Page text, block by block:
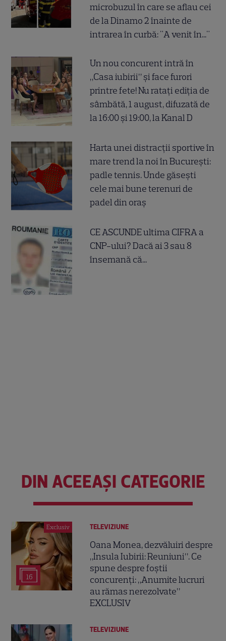
microbuzul în care se aflau cei
de la Dinamo 2 înainte de
intrarea în curbă: "A venit în..."
Un nou concurent intră în
„Casa iubirii” și face furori
printre fete! Nu ratați ediția de
sâmbătă, 1 august, difuzată de
la 16:00 și 19:00, la Kanal D
Harta unei distracții sportive în
mare trend la noi în București:
padle tennis. Unde găsești
cele mai bune terenuri de
padel din oraș
CE ASCUNDE ultima CIFRA a
CNP-ului? Dacă ai 3 sau 8
însemană că...
DIN ACEEAȘI CATEGORIE
Exclusiv
16
TELEVIZIUNE
Oana Monea, dezvăluiri despre
„Insula Iubirii: Reuniuni”. Ce
spune despre foștii
concurenți: „Anumite lucruri
au rămas nerezolvate”
EXCLUSIV
TELEVIZIUNE